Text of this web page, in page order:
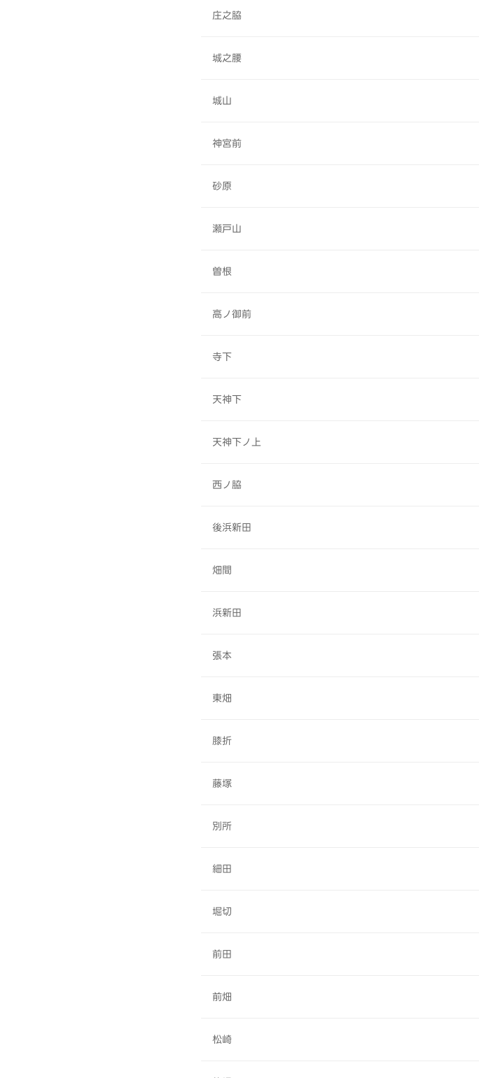
庄之脇
城之腰
城山
神宮前
砂原
瀬戸山
曽根
高ノ御前
寺下
天神下
天神下ノ上
西ノ脇
後浜新田
畑間
浜新田
張本
東畑
膝折
藤塚
別所
細田
堀切
前田
前畑
松崎